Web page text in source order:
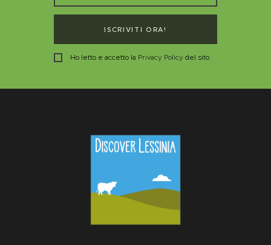
ISCRIVITI ORA!
Ho letto e accetto la Privacy Policy del sito.